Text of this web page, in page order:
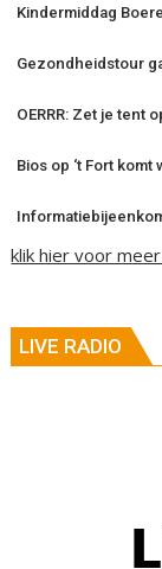
Kindermiddag
Gezondheidstour
OERRR: Zet je tent
Bios op ‘t Fort komt
klik hier voor
LIVE RADIO